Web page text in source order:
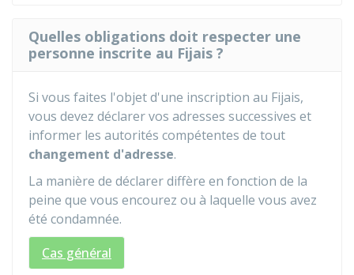
Quelles obligations doit respecter une
personne inscrite au Fijais ?
Si vous faites l'objet d'une inscription au Fijais,
vous devez déclarer vos adresses successives et
informer les autorités compétentes de tout
changement d'adresse.
La manière de déclarer diffère en fonction de la
peine que vous encourez ou à laquelle vous avez
été condamnée.
Cas général